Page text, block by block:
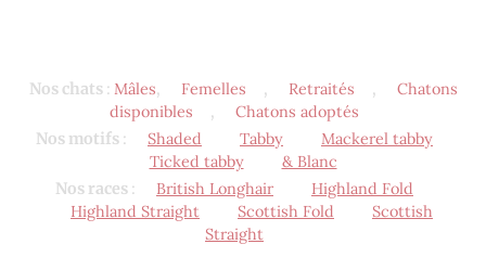
Nos chats: Mâles, Femelles , Retraités ,
Chatons
disponibles
,
Chatons adoptés
Nos motifs : Shaded Tabby
Mackerel tabby
Ticked tabby
& Blanc
Nos races : British Longhair
Highland Fold
Highland Straight
Scottish Fold
Scottish
Straight